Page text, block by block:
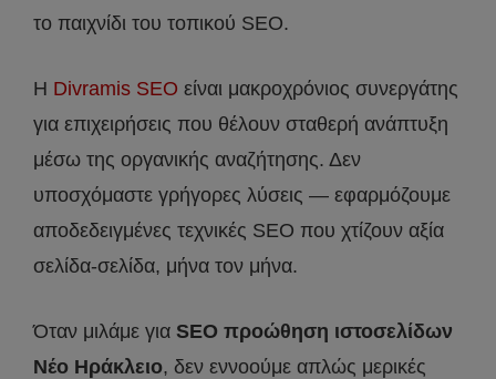
το παιχνίδι του τοπικού SEO.
Η Divramis SEO είναι μακροχρόνιος συνεργάτης
για επιχειρήσεις που θέλουν σταθερή ανάπτυξη
μέσω της οργανικής αναζήτησης. Δεν
υποσχόμαστε γρήγορες λύσεις — εφαρμόζουμε
αποδεδειγμένες τεχνικές SEO που χτίζουν αξία
σελίδα-σελίδα, μήνα τον μήνα.
Όταν μιλάμε για SEO προώθηση ιστοσελίδων
Νέο Ηράκλειο, δεν εννοούμε απλώς μερικές